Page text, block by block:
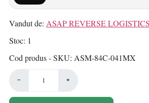
Vandut de: ASAP REVERSE
Stoc 1
Cod produs - SKU ASM-84C-041MX
− +